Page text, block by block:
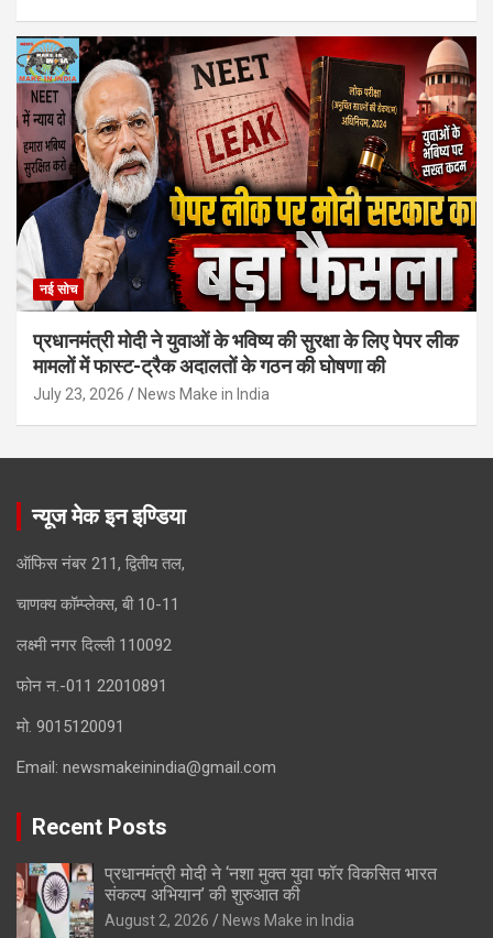
नई सोच
प्रधानमंत्री मोदी ने युवाओं के भविष्य की सुरक्षा के लिए पेपर लीक
मामलों में फास्ट-ट्रैक अदालतों के गठन की घोषणा की
July 23, 2026 News Make in India
न्यूज मेक इन इण्डिया
ऑफिस नंबर 211, द्वितीय तल,
चाणक्य कॉम्प्लेक्स, बी 10-11
लक्ष्मी नगर दिल्ली 110092
फोन न.-011 22010891
मो. 9015120091
Email: newsmakeinindia@gmail.com
Recent Posts
प्रधानमंत्री मोदी ने ‘नशा मुक्त युवा फॉर विकसित भारत
संकल्प अभियान’ की शुरुआत की
August 2, 2026 News Make in India